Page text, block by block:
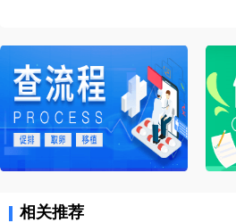
相关推荐